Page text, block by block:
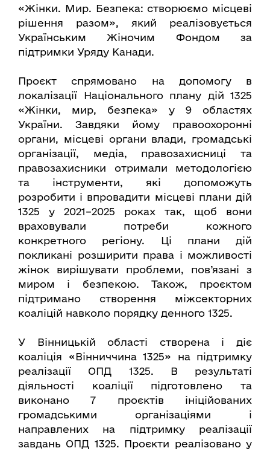
«Жінки. Мир. Безпека: створюємо місцеві
рішення разом», який реалізовується
Українським Жіночим Фондом за
підтримки Уряду Канади.
Проєкт спрямовано на допомогу в
локалізації Національного плану дій 1325
«Жінки, мир, безпека» у 9 областях
України. Завдяки йому правоохоронні
органи, місцеві органи влади, громадські
організації, медіа, правозахисниці та
правозахисники отримали методологією
та інструменти, які допоможуть
розробити і впровадити місцеві плани дій
1325 у 2021–2025 роках так, щоб вони
враховували потреби кожного
конкретного регіону. Ці плани дій
покликані розширити права і можливості
жінок вирішувати проблеми, пов’язані з
миром і безпекою. Також, проєктом
підтримано створення міжсекторних
коаліцій навколо порядку денного 1325.
У Вінницькій області створена і діє
коаліція «Вінниччина 1325» на підтримку
реалізації ОПД 1325. В результаті
діяльності коаліції підготовлено та
виконано 7 проєктів ініційованих
громадськими організаціями і
направлених на підтримку реалізації
завдань ОПД 1325. Проєкти реалізовано у